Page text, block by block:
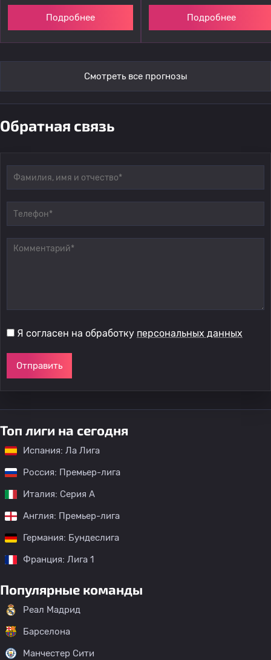
Подробнее Подробнее
Смотреть все прогнозы
Обратная связь
Я согласен на обработку персональных данных
Отправить
Топ лиги на сегодня
Испания: Ла Лига
Россия: Премьер-лига
Италия: Серия А
Англия: Премьер-лига
Германия: Бундеслига
Франция: Лига 1
Популярные команды
Реал Мадрид
Барселона
Манчестер Сити